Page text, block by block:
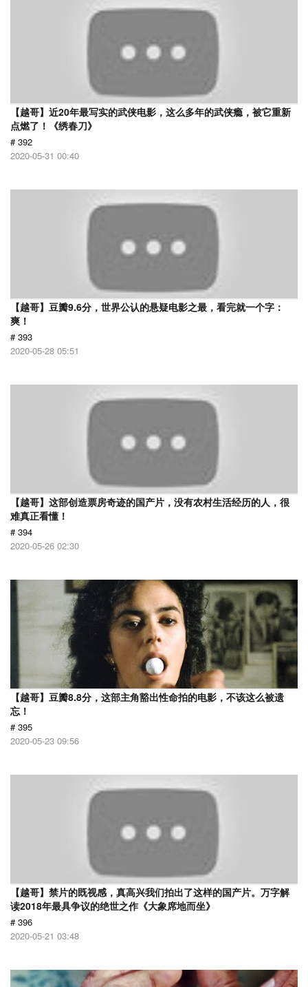
【越哥】近20年最写实的武侠电影，这么多年的武侠瘾，被它重新
点燃了！《绣春刀》
# 392
2020-05-31 00:40
【越哥】豆瓣9.6分，世界公认的悬疑电影之最，看完就一个字：
爽！
# 393
2020-05-28 05:51
【越哥】这部创造票房奇迹的国产片，没有农村生活经历的人，很
难真正看懂！
# 394
2020-05-26 02:30
【越哥】豆瓣8.8分，这部主角豁出性命拍的电影，不该这么被遗
忘！
# 395
2020-05-23 09:56
【越哥】禁片的既视感，真高兴我们拍出了这样的国产片。万字解
读2018年最具争议的绝世之作《大象席地而坐》
# 396
2020-05-21 03:48